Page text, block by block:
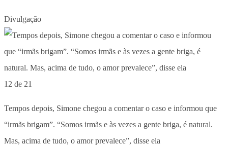
Divulgação
12 de 21
Tempos depois, Simone chegou a comentar o caso e informou que
“irmãs brigam”. “Somos irmãs e às vezes a gente briga, é natural.
Mas, acima de tudo, o amor prevalece”, disse ela